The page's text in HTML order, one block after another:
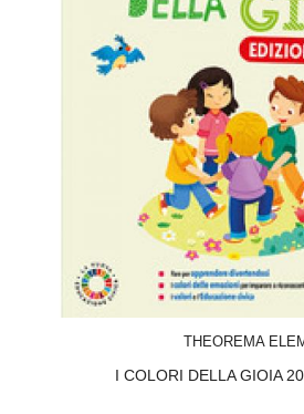
THEOREMA
I COLORI DELLA GIOIA